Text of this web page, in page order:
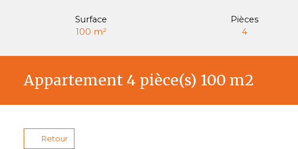
Surface
100 m²
Pièces
4
Appartement 4 pièce(s) 100 m2
Retour